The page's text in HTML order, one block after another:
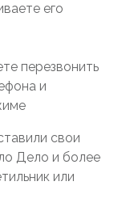
его
перезвонить
и
свои
Дело и более
или